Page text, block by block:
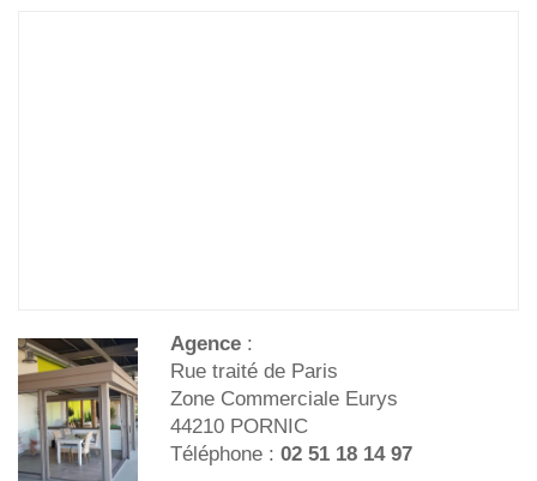
Agence:
Rue traité de Paris
Zone Commerciale Eurys
44210 PORNIC
Téléphone : 02 51 18 14 97